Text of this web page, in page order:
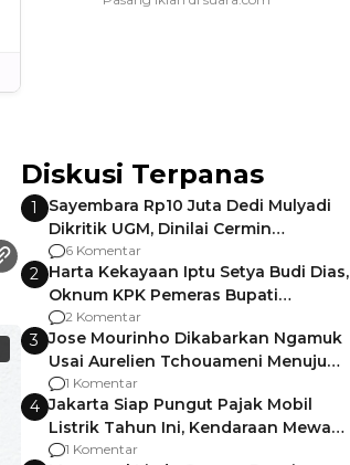
Diskusi Terpanas
1
Sayembara Rp10 Juta Dedi Mulyadi
Dikritik UGM, Dinilai Cermin
Gagalnya Negara Jamin Keamanan
6 Komentar
2 Harta Kekayaan Iptu Setya Budi Dias,
Oknum KPK Pemeras Bupati
Pemalang
2 Komentar
3 Jose Mourinho Dikabarkan Ngamuk
Usai Aurelien Tchouameni Menuju
Manchester United
1 Komentar
4 Jakarta Siap Pungut Pajak Mobil
Listrik Tahun Ini, Kendaraan Mewah
Kena hingga 75% PKB
1 Komentar